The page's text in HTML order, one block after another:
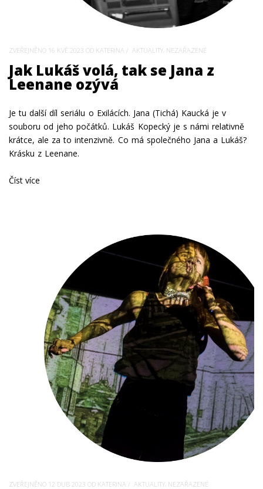
ZVEŘEJNĚNO 16 KVĚ 2023 OD KATERINA AKTUALITY NEZAŘAZENÉ
Jak Lukáš volá, tak se Jana z
Leenane ozývá
Je tu další díl seriálu o Exilácích. Jana (Tichá) Kaucká je v
souboru od jeho počátků. Lukáš Kopecký je s námi relativně
krátce, ale za to intenzivně. Co má společného Jana a Lukáš?
Krásku z Leenane.
Číst více
ZVEŘEJNĚNO 12 DUB 2023 OD KATERINA AKTUALITY NEZAŘAZENÉ